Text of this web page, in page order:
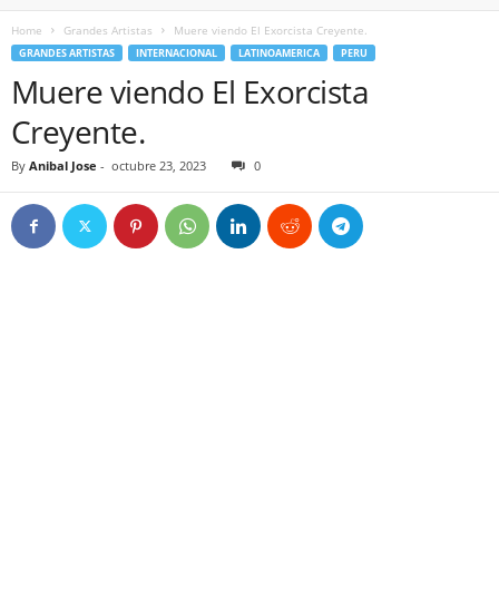
Home Grandes Artistas Muere viendo El Exorcista Creyente.
GRANDES ARTISTAS INTERNACIONAL LATINOAMERICA PERU
Muere viendo El Exorcista
Creyente.
By Anibal Jose - octubre 23, 2023 0